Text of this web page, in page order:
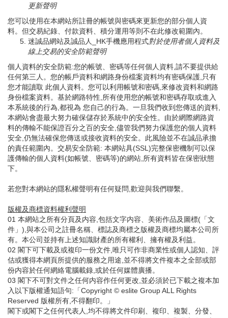
更新聲明
您可以使用在本網站所註冊的帳號與密碼來更新您的部分個人資
料。但交易紀錄、付款資料、積分運用等則不在此修改範圍內。
迷誠品網站及誠品人_HK手機應用程式對於使用者個人資料及
線上交易的安全防範聲明
個人資料的安全防範:您的帳號、密碼等任何個人資料,請不要提供給
任何第三人。您的帳戶資料和網路身份檔案資料均有密碼保護,只有
您才能讀取 此個人資料。您可以利用帳號和密碼,來修改資料和網路
身份檔案資料。基於網路特性,所有使用您的帳號和密碼存取或進入
本系統後的行為,都視為 您自己的行為。一旦我們收到您傳送的資料,
本網站會盡最大努力確保儲存於系統中的安全性。由於網際網路資
料的傳輸不能保證百分之百的安全,儘管我們努力保護您的個人資料
安全,仍無法確保您傳送或接收資料的安全。此風險並不在誠品承擔
的責任範圍內。交易安全防範: 本網站具(SSL)完整保密機制可以保
護傳輸的個人資料(如帳號、密碼等)的網站,所有資料皆在保密狀態
下。
若您對本網站的隱私權聲明有任何疑問,歡迎與我們聯繫。
版權及商標資料權利聲明
01 本網站之所有分頁及内容,包括文字内容、美術作品及圖標(「文
件」),與本公司之註冊名稱、標誌及商標之版權及商標均屬本公司所
有。本公司並持有上述知識財產的所有權利、擁有權及利益。
02 閣下可下載及或複印一份文件,唯只可作非商業性或個人認知、評
估或獲得本網頁所提供的服務之用途,並不得將文件複本之全部或部
份内容於任何網絡電腦載錄,或於任何媒體廣播。
03 閣下不可對文件之任何内容作任何更改,並必須於已下載之複本加
入以下版權通知語句:「Copyright © eslite Group ALL Rights
Reserved 版權所有,不得翻印。」
閣下或閣下之任何代表人,均不得將文件印刷、複印、複製、分發、